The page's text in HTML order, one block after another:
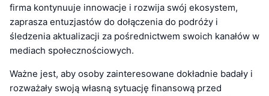
firma kontynuuje innowacje i rozwija swój ekosystem,
zaprasza entuzjastów do dołączenia do podróży i
śledzenia aktualizacji za pośrednictwem swoich kanałów w
mediach społecznościowych.
Ważne jest, aby osoby zainteresowane dokładnie badały i
rozważały swoją własną sytuację finansową przed